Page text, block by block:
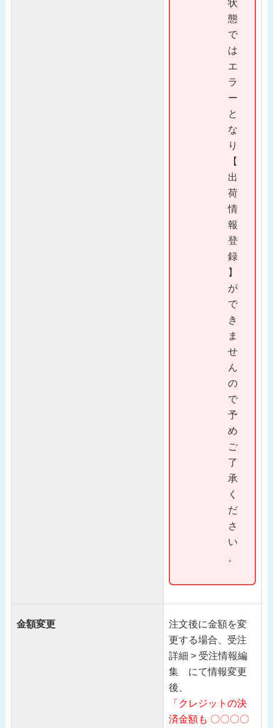
状
態
で
は
エ
ラ
ー
と
な
り
【
出
荷
情
報
登
録
】
が
で
き
ま
せ
ん
の
で
予
め
ご
了
承
く
だ
さ
い
。
金額変更
注文後に金額を変
更する場合、受注
詳細 > 受注情報編
集 にて情報変更
後、
「クレジットの決
済金額も 〇〇〇〇